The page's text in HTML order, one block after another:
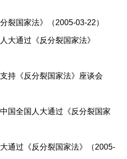
裂国家法》（2005-03-22）
大通过《反分裂国家法》
持《反分裂国家法》座谈会
国全国人大通过《反分裂国家
通过《反分裂国家法》（2005-